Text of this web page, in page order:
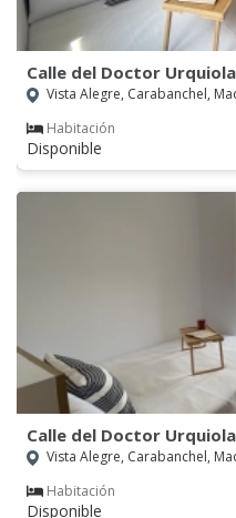
Calle del Doctor
Vista Alegre, Carabanchel,
Habitación
Disponible
Calle del Doctor
Vista Alegre, Carabanchel,
Habitación
Disponible